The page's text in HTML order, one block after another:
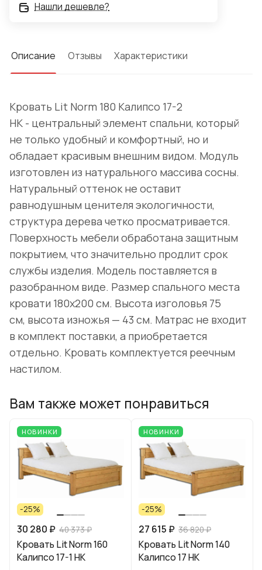
Нашли дешевле?
Описание Отзывы Характеристики
Кровать Lit Norm 180 Калипсо 17-2
НК - центральный элемент спальни, который
не только удобный и комфортный, но и
обладает красивым внешним видом. Модуль
изготовлен из натурального массива сосны.
Натуральный оттенок не оставит
равнодушным ценителя экологичности,
структура дерева четко просматривается.
Поверхность мебели обработана защитным
покрытием, что значительно продлит срок
службы изделия. Модель поставляется в
разобранном виде. Размер спального места
кровати 180х200 см. Высота изголовья 75
см, высота изножья — 43 см. Матрас не входит
в комплект поставки, а приобретается
отдельно. Кровать комплектуется реечным
настилом.
Вам также может понравиться
НОВИНКИ
-25%
30 280 ₽ 40 373 ₽
Кровать Lit Norm 160
Калипсо 17-1 НК
НОВИНКИ
-25%
27 615 ₽ 36 820 ₽
Кровать Lit Norm 140
Калипсо 17 НК